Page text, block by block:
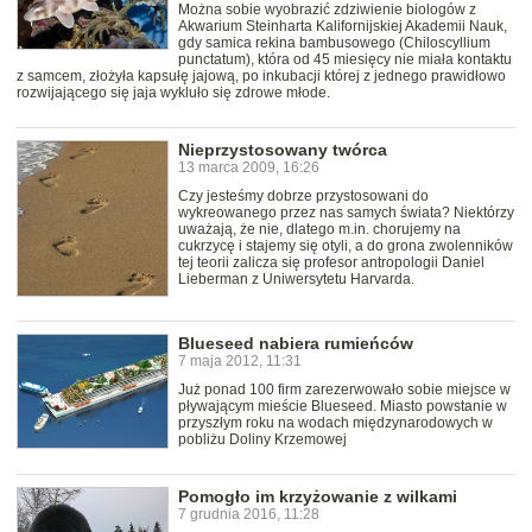
Można sobie wyobrazić zdziwienie biologów z
Akwarium Steinharta Kalifornijskiej Akademii Nauk,
gdy samica rekina bambusowego (Chiloscyllium
punctatum), która od 45 miesięcy nie miała kontaktu
z samcem, złożyła kapsułę jajową, po inkubacji której z jednego prawidłowo
rozwijającego się jaja wykluło się zdrowe młode.
Nieprzystosowany twórca
13 marca 2009, 16:26
Czy jesteśmy dobrze przystosowani do
wykreowanego przez nas samych świata? Niektórzy
uważają, że nie, dlatego m.in. chorujemy na
cukrzycę i stajemy się otyli, a do grona zwolenników
tej teorii zalicza się profesor antropologii Daniel
Lieberman z Uniwersytetu Harvarda.
Blueseed nabiera rumieńców
7 maja 2012, 11:31
Już ponad 100 firm zarezerwowało sobie miejsce w
pływającym mieście Blueseed. Miasto powstanie w
przyszłym roku na wodach międzynarodowych w
pobliżu Doliny Krzemowej
Pomogło im krzyżowanie z wilkami
7 grudnia 2016, 11:28